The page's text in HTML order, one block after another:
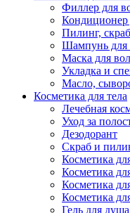
Филлер для
Кондиционер
Пилинг,
Шампунь для
Маска для
Укладка и
Масло,
Косметика для тела
Лечебная
Уход за
Дезодорант
Скраб и
Косметика
Косметика
Косметика
Косметика
Гель для душа